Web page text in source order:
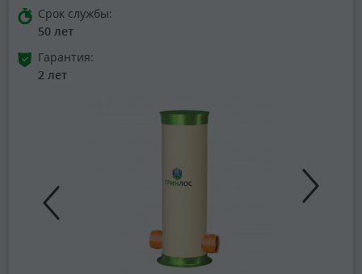
Срок службы:
50 лет
Гарантия:
2 лет